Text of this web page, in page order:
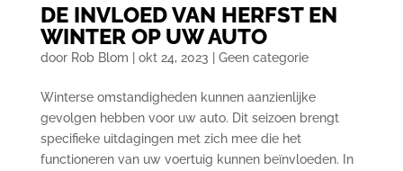
DE INVLOED VAN HERFST EN
WINTER OP UW AUTO
door Rob Blom okt 24, 2023 Geen categorie
Winterse omstandigheden kunnen aanzienlijke
gevolgen hebben voor uw auto. Dit seizoen brengt
specifieke uitdagingen met zich mee die het
functioneren van uw voertuig kunnen beïnvloeden. In